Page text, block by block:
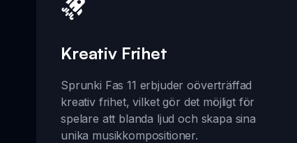
Kreativ Frihet
Sprunki Fas 11 erbjuder oöverträffad
kreativ frihet, vilket gör det möjligt för
spelare att blanda ljud och skapa sina
unika musikkompositioner.